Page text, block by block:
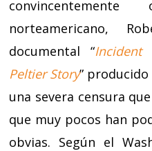
norteamericano,
documental “Incident
Peltier Story”
una severa censura
que muy pocos han
obvias. Según el